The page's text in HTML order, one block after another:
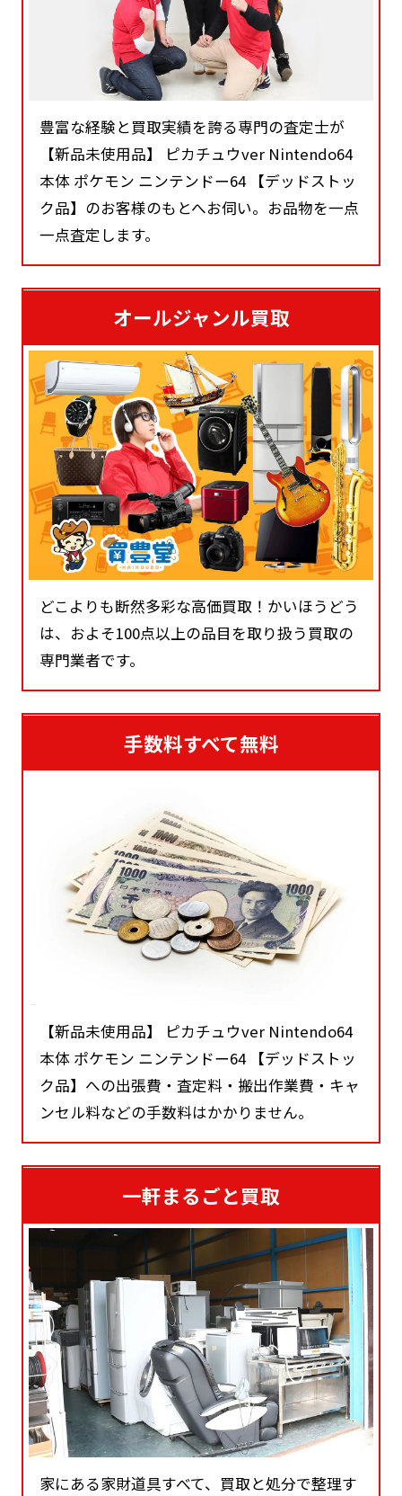
豊富な経験と買取実績を誇る専門の査定士が
【新品未使用品】 ピカチュウver Nintendo64
本体 ポケモン ニンテンドー64 【デッドストッ
ク品】のお客様のもとへお伺い。お品物を一点
一点査定します。
オールジャンル買取
どこよりも断然多彩な高価買取！かいほうどう
は、およそ100点以上の品目を取り扱う買取の
専門業者です。
手数料すべて無料
【新品未使用品】 ピカチュウver Nintendo64
本体 ポケモン ニンテンドー64 【デッドストッ
ク品】への出張費・査定料・搬出作業費・キャ
ンセル料などの手数料はかかりません。
一軒まるごと買取
家にある家財道具すべて、買取と処分で整理す